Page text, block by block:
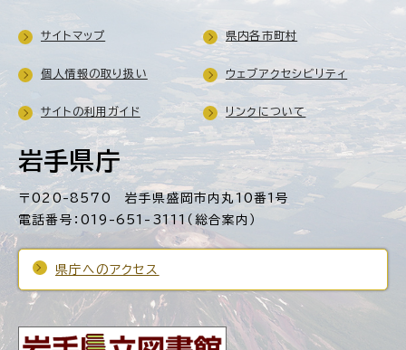
岩手県庁
〒020-8570 岩手県盛岡市内丸10番1号
電話番号：019-651-3111（総合案内）
県庁へのアクセス
サイトマップ 県内各市町村
個人情報の取り扱い ウェブアクセシビリティ
サイトの利用ガイド リンクについて